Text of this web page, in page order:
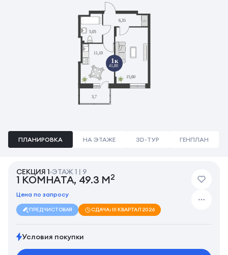
ПЛАНИРОВКА НА ЭТАЖЕ 3D-ТУР ГЕНПЛАН
СЕКЦИЯ 1 ЭТАЖ 1 | 9
1 КОМНАТА, 49.3 М2
Цена по запросу
ПРЕДЧИСТОВАЯ СДАЧА: III КВАРТАЛ 2026
Условия покупки